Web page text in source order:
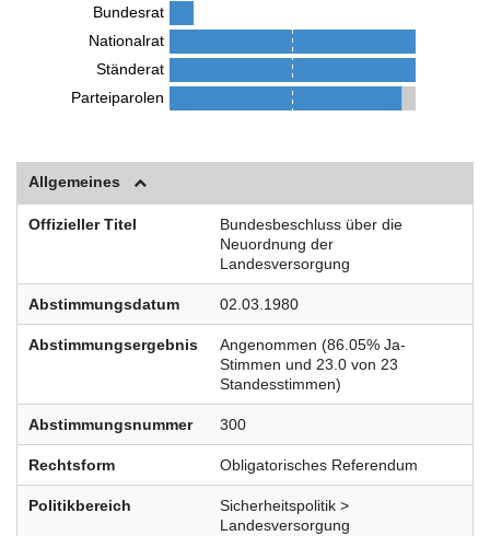
Bundesrat
Nationalrat
Ständerat
Parteiparolen
Allgemeines
Offizieller Titel
Bundesbeschluss über die
Neuordnung der
Landesversorgung
Abstimmungsdatum 02.03.1980
Abstimmungsergebnis
Angenommen (86.05% Ja-
Stimmen und 23.0 von 23
Standesstimmen)
Abstimmungsnummer 300
Rechtsform Obligatorisches Referendum
Politikbereich
Sicherheitspolitik >
Landesversorgung